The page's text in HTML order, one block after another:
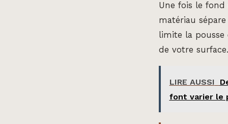
Une fois le
matériau
limite la pousse
de votre surface.
LIRE AUSSI
font varier le